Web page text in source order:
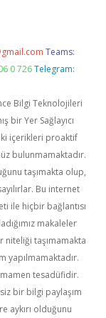
Teams:
0 726 Telegram:
Bilgi Teknolojileri
bir Yer Sağlayıcı
içerikleri proaktif
bulunmamaktadır.
taşımakta olup,
Bu internet
ile hiçbir bağlantısı
makaleler
niteliği taşımamakta
yapılmamaktadır.
tesadüfidir.
bir bilgi paylaşım
aykırı olduğunu